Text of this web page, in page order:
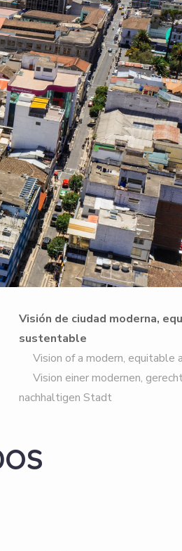
Visión de ciudad moderna,
sustentable
Vision of a modern, equitable
Vision einer modernen,
nachhaltigen Stadt